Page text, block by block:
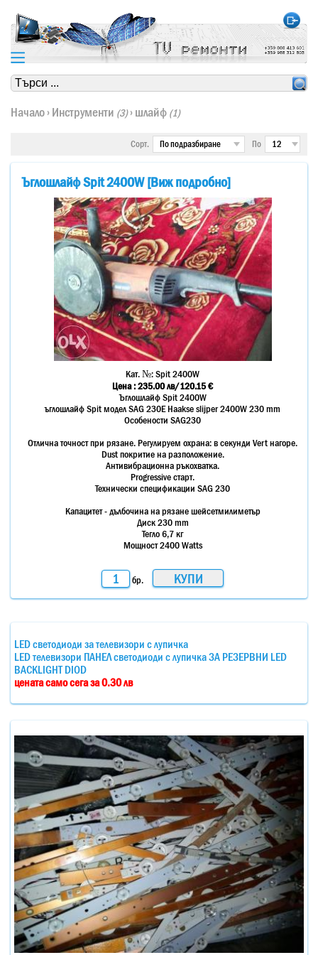
https://www.high-endrolex.com/24
Начало › Инструменти (3)› шлайф (1)
Сорт. По
Ъглошлайф Spit 2400W [Виж подробно]
Кат. №:Spit 2400W
Цена :235.00лв/120.15 €
Ъглошлайф Spit 2400W
ъглошлайф Spit модел SAG 230E Haakse slijper 2400W 230 mm
Особености SAG230
Отлична точност при рязане. Регулируем охрана: в секунди Vert нагоре.
Dust покритие на разположение.
Антивибрационна ръкохватка.
Progressive старт.
Технически спецификации SAG 230
Капацитет - дълбочина на рязане шейсетмилиметър
Диск 230 mm
Тегло 6,7 кг
Мощност 2400 Watts
бр.
LED светодиоди за телевизори с лупичка
LED телевизори ПАНЕЛ светодиоди с лупичка ЗА РЕЗЕРВНИ LED
BACKLIGHT DIOD
цената само сега за 0.30 лв